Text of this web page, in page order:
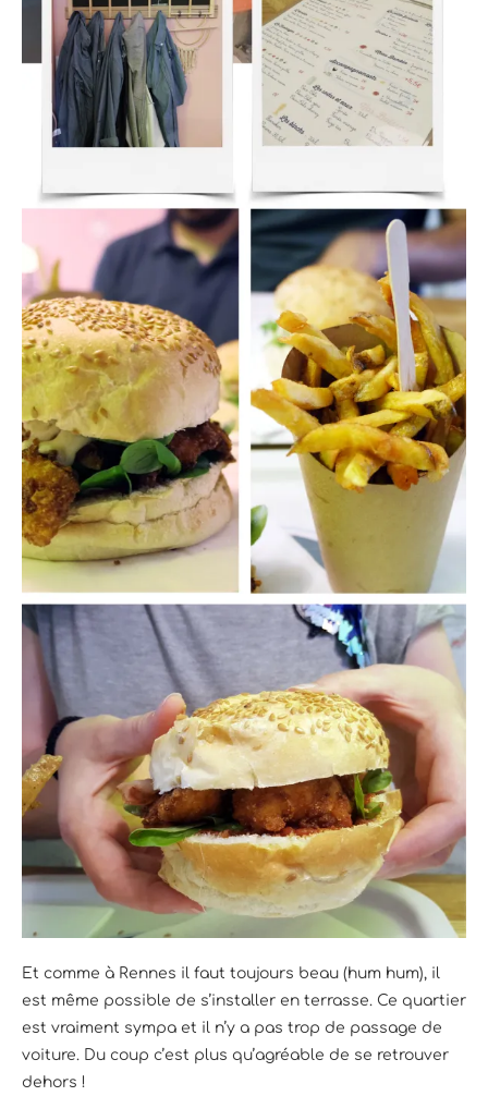
Et comme à Rennes il faut toujours beau (hum hum), il
est même possible de s’installer en terrasse. Ce quartier
est vraiment sympa et il n’y a pas trop de passage de
voiture. Du coup c’est plus qu’agréable de se retrouver
dehors !